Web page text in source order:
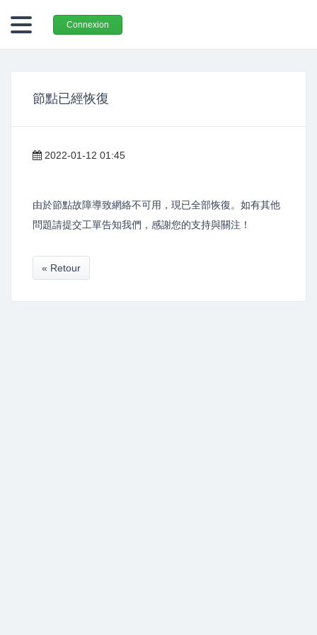
Connexion
節點已經恢復
2022-01-12 01:45
由於節點故障導致網絡不可用，現已全部恢復。如有其他
問題請提交工單告知我們，感謝您的支持與關注！
« Retour